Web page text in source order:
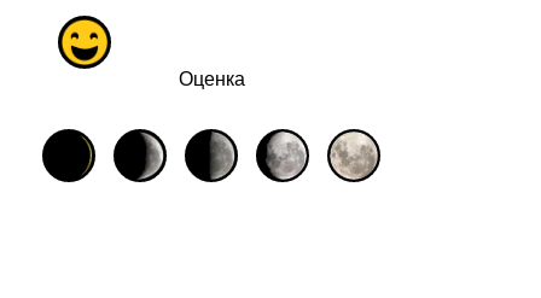
Оценка